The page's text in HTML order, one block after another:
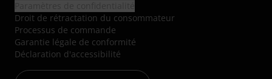
Droit de rétractation du consommateur
Processus de commande
Garantie légale de conformité
Déclaration d'accessibilité